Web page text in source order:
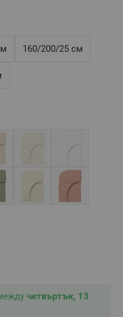
с ластик е нужно
свиваемост до 4%
и е възможно
160/200/25 см
четвъртък, 13